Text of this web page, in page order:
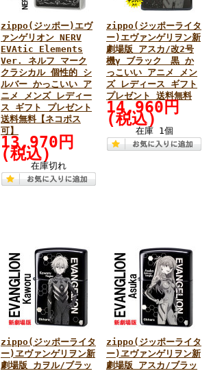
zippo(ジッポー)エヴ
ァンゲリオン NERV
EVAtic Elements
Ver. ネルフ マーク
クラシカル 個性的 シ
ルバー かっこいい ア
ニメ メンズ レディー
ス ギフト プレゼント
送料無料【ネコポス
可】
13,970円
(税込)
在庫切れ
zippo(ジッポーライタ
ー)エヴァンゲリヲン新
劇場版 アスカ/改2号
機γ ブラック 黒 か
っこいい アニメ メン
ズ レディース ギフト
プレゼント 送料無料
14,960円
(税込)
在庫 1個
zippo(ジッポーライタ
ー)ヱヴァンゲリヲン新
劇場版 カヲル/ブラッ
zippo(ジッポーライタ
ー)ヱヴァンゲリヲン新
劇場版 アスカ/ブラッ